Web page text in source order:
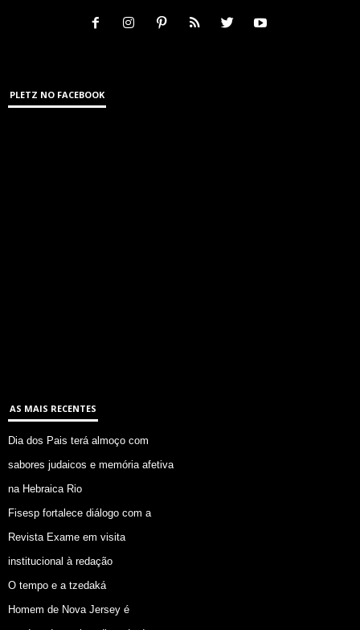
PLETZ NO FACEBOOK
AS MAIS RECENTES
Dia dos Pais terá almoço com
sabores judaicos e memória afetiva
na Hebraica Rio
Fisesp fortalece diálogo com a
Revista Exame em visita
institucional à redação
O tempo e a tzedaká
Homem de Nova Jersey é